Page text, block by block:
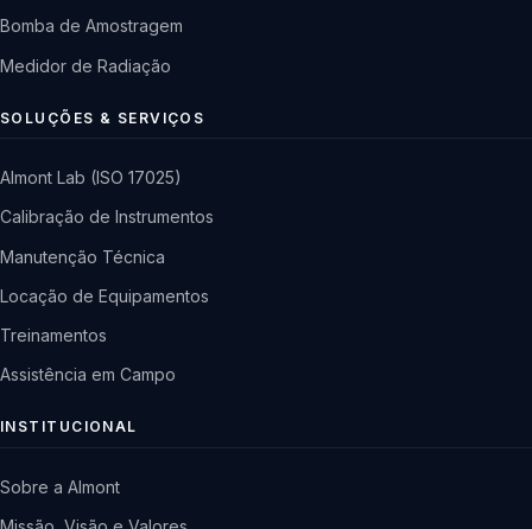
Bomba de Amostragem
Medidor de Radiação
SOLUÇÕES & SERVIÇOS
Almont Lab (ISO 17025)
Calibração de Instrumentos
Manutenção Técnica
Locação de Equipamentos
Treinamentos
Assistência em Campo
INSTITUCIONAL
Sobre a Almont